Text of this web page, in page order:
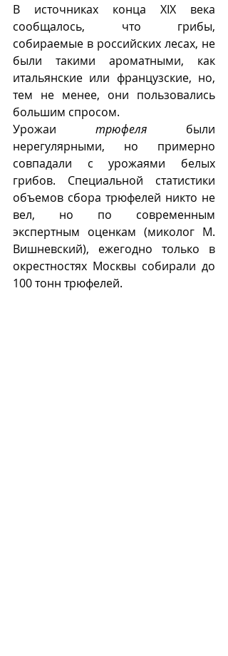
В источниках конца XIX века
сообщалось, что грибы,
собираемые в российских лесах, не
были такими ароматными, как
итальянские или французские, но,
тем не менее, они пользовались
большим спросом.
Урожаи трюфеля были
нерегулярными, но примерно
совпадали с урожаями белых
грибов. Специальной статистики
объемов сбора трюфелей никто не
вел, но по современным
экспертным оценкам (миколог М.
Вишневский), ежегодно только в
окрестностях Москвы собирали до
100 тонн трюфелей.